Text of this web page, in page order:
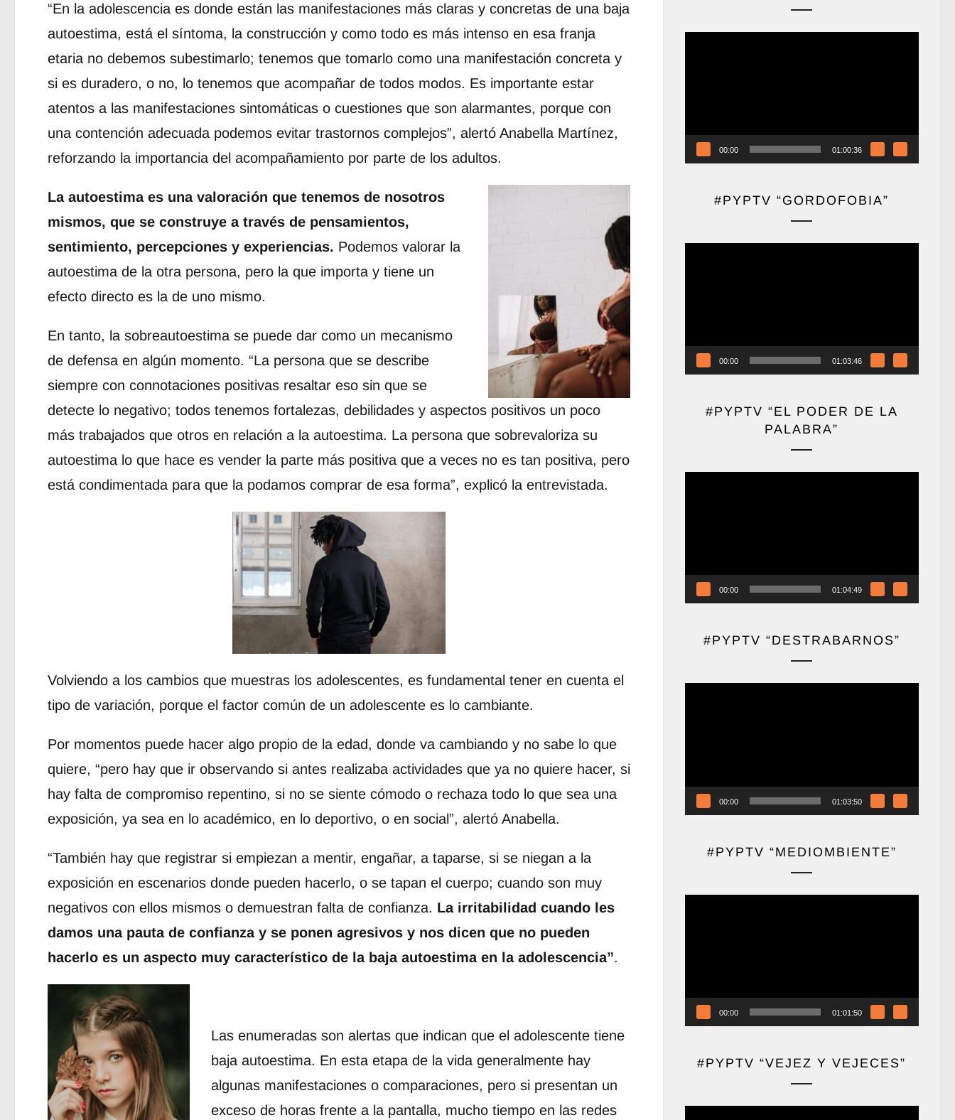
“En la adolescencia es donde están las manifestaciones más claras y concretas de una baja
autoestima, está el síntoma, la construcción y como todo es más intenso en esa franja
etaria no debemos subestimarlo; tenemos que tomarlo como una manifestación concreta y
si es duradero, o no, lo tenemos que acompañar de todos modos. Es importante estar
atentos a las manifestaciones sintomáticas o cuestiones que son alarmantes, porque con
una contención adecuada podemos evitar trastornos complejos”, alertó Anabella Martínez,
reforzando la importancia del acompañamiento por parte de los adultos.
La autoestima es una valoración que tenemos de nosotros
mismos, que se construye a través de pensamientos,
sentimiento, percepciones y experiencias. Podemos valorar la
autoestima de la otra persona, pero la que importa y tiene un
efecto directo es la de uno mismo.
En tanto, la sobreautoestima se puede dar como un mecanismo
de defensa en algún momento. “La persona que se describe
siempre con connotaciones positivas resaltar eso sin que se
detecte lo negativo; todos tenemos fortalezas, debilidades y aspectos positivos un poco
más trabajados que otros en relación a la autoestima. La persona que sobrevaloriza su
autoestima lo que hace es vender la parte más positiva que a veces no es tan positiva, pero
está condimentada para que la podamos comprar de esa forma”, explicó la entrevistada.
Volviendo a los cambios que muestras los adolescentes, es fundamental tener en cuenta el
tipo de variación, porque el factor común de un adolescente es lo cambiante.
Por momentos puede hacer algo propio de la edad, donde va cambiando y no sabe lo que
quiere, “pero hay que ir observando si antes realizaba actividades que ya no quiere hacer, si
hay falta de compromiso repentino, si no se siente cómodo o rechaza todo lo que sea una
exposición, ya sea en lo académico, en lo deportivo, o en social”, alertó Anabella.
“También hay que registrar si empiezan a mentir, engañar, a taparse, si se niegan a la
exposición en escenarios donde pueden hacerlo, o se tapan el cuerpo; cuando son muy
negativos con ellos mismos o demuestran falta de confianza. La irritabilidad cuando les
damos una pauta de confianza y se ponen agresivos y nos dicen que no pueden
hacerlo es un aspecto muy característico de la baja autoestima en la adolescencia”.
Las enumeradas son alertas que indican que el adolescente tiene
baja autoestima. En esta etapa de la vida generalmente hay
algunas manifestaciones o comparaciones, pero si presentan un
exceso de horas frente a la pantalla, mucho tiempo en las redes
00:00 01:00:36
#PYPTV “GORDOFOBIA”
00:00 01:03:46
#PYPTV “EL PODER DE LA
PALABRA”
00:00 01:04:49
#PYPTV “DESTRABARNOS”
00:00 01:03:50
#PYPTV “MEDIOMBIENTE”
00:00 01:01:50
#PYPTV “VEJEZ Y VEJECES”